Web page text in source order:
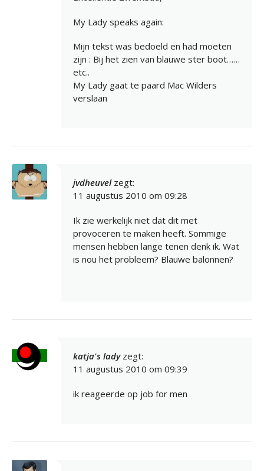
My Lady speaks again:
Mijn tekst was bedoeld en had moeten
zijn : Bij het zien van blauwe ster boot……
etc..
My Lady gaat te paard Mac Wilders
verslaan
jvdheuvel zegt:
11 augustus 2010 om 09:28
Ik zie werkelijk niet dat dit met
provoceren te maken heeft. Sommige
mensen hebben lange tenen denk ik. Wat
is nou het probleem? Blauwe balonnen?
katja's lady zegt:
11 augustus 2010 om 09:39
ik reageerde op job for men